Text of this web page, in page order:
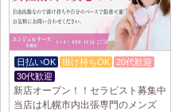
日払いOK 掛け持ちOK
20代歓迎
30代歓迎
新店オープン！！セラピスト募集中
当店は札幌市内出張専門のメンズ